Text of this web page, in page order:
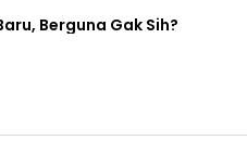
Berguna Gak Sih?